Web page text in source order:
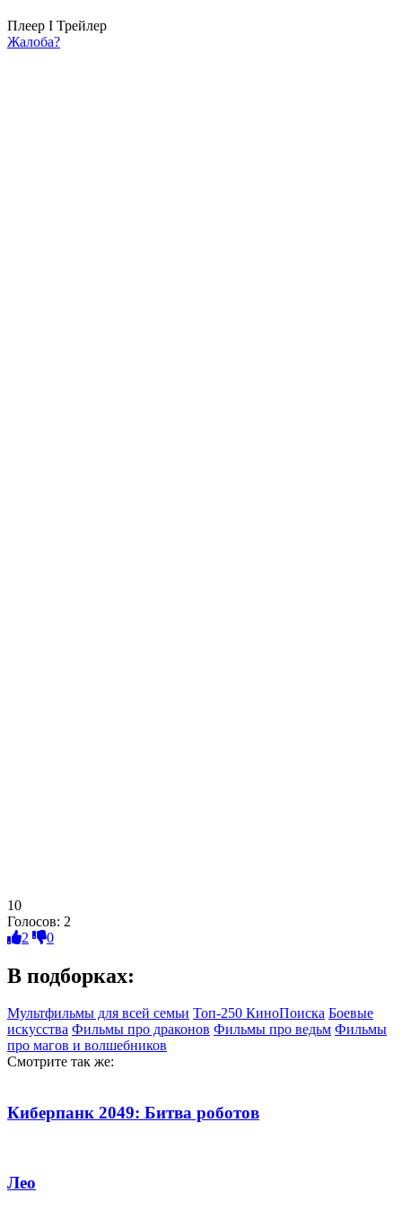
Плеер I Трейлер
Жалоба?
10
Голосов: 2
2
0
В подборках:
Мультфильмы для всей семьи Топ-250 КиноПоиска Боевые
искусства Фильмы про драконов Фильмы про ведьм Фильмы
про магов и волшебников
Смотрите так же:
Киберпанк 2049: Битва роботов
Лео